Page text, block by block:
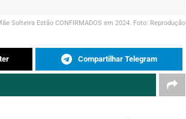
Solteira Estão CONFIRMADOS em 2024. Foto: Reprodução
Compartilhar Telegram